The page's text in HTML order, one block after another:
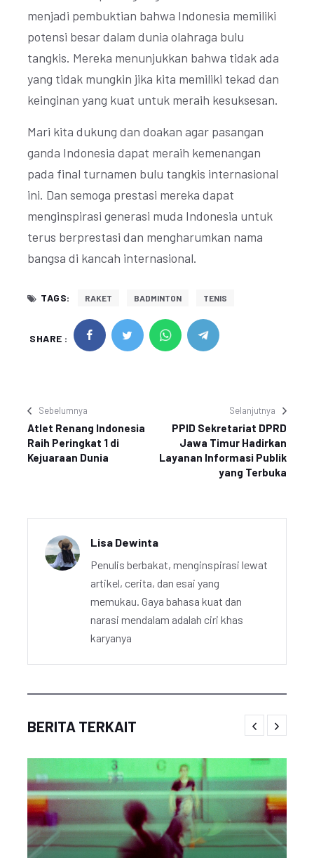
menjadi pembuktian bahwa Indonesia memiliki
potensi besar dalam dunia olahraga bulu
tangkis. Mereka menunjukkan bahwa tidak ada
yang tidak mungkin jika kita memiliki tekad dan
keinginan yang kuat untuk meraih kesuksesan.
Mari kita dukung dan doakan agar pasangan
ganda Indonesia dapat meraih kemenangan
pada final turnamen bulu tangkis internasional
ini. Dan semoga prestasi mereka dapat
menginspirasi generasi muda Indonesia untuk
terus berprestasi dan mengharumkan nama
bangsa di kancah internasional.
TAGS: RAKET BADMINTON TENIS
SHARE :
Sebelumnya
Atlet Renang Indonesia
Raih Peringkat 1 di
Kejuaraan Dunia
Selanjutnya
PPID Sekretariat DPRD
Jawa Timur Hadirkan
Layanan Informasi Publik
yang Terbuka
Lisa Dewinta
Penulis berbakat, menginspirasi lewat
artikel, cerita, dan esai yang
memukau. Gaya bahasa kuat dan
narasi mendalam adalah ciri khas
karyanya
BERITA TERKAIT